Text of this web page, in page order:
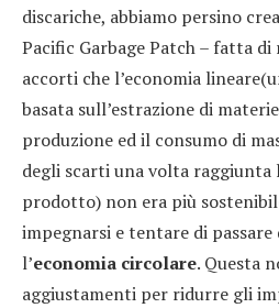
discariche, abbiamo persino
Pacific Garbage Patch – fatta
accorti che l’economia
basata sull’estrazione di
produzione ed il consumo di
degli scarti una volta raggiunta
prodotto) non era più
impegnarsi e tentare di
l’economia circolare. Questa
aggiustamenti per ridurre gli